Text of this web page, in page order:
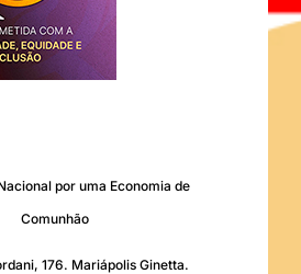
por uma Economia de
Comunhão
176. Mariápolis Ginetta.